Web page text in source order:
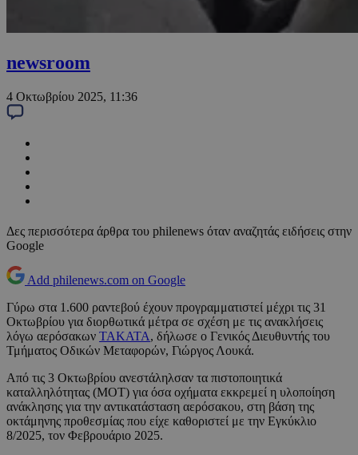
newsroom
4 Οκτωβρίου 2025, 11:36
Δες περισσότερα άρθρα του philenews όταν αναζητάς ειδήσεις στην
Google
Add philenews.com on Google
Γύρω στα 1.600 ραντεβού έχουν προγραμματιστεί μέχρι τις 31
Οκτωβρίου για διορθωτικά μέτρα σε σχέση με τις ανακλήσεις
λόγω αερόσακων ΤΑΚΑΤΑ, δήλωσε ο Γενικός Διευθυντής του
Τμήματος Οδικών Μεταφορών, Γιώργος Λουκά.
Από τις 3 Οκτωβρίου ανεστάληλσαν τα πιστοποιητικά
καταλληλότητας (ΜΟΤ) για όσα οχήματα εκκρεμεί η υλοποίηση
ανάκλησης για την αντικατάσταση αερόσακου, στη βάση της
οκτάμηνης προθεσμίας που είχε καθοριστεί με την Εγκύκλιο
8/2025, τον Φεβρουάριο 2025.